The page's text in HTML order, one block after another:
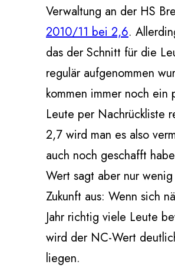
Verwaltung an der HS
2010/11 bei 2,6.
das der Schnitt für die
regulär aufgenommen
kommen immer noch ein
Leute per Nachrückliste
2,7 wird man es also
auch noch geschafft
Wert sagt aber nur
Zukunft aus: Wenn sich
Jahr richtig viele Leute
wird der NC-Wert
liegen.